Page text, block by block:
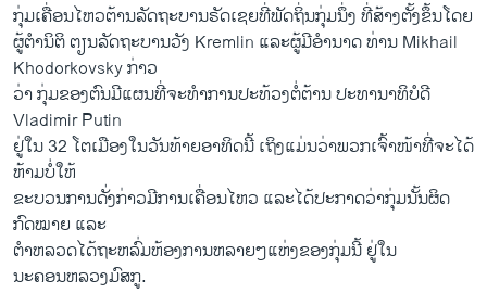
ລາຍການກະຈາຍສຽງ
ລາຍງານ
ຕິດຕາມພວກເຮົາ ທີ່
ພາສາຕ່າງໆ
ກຸ່ມ​ເຄື່ອນໄຫວຕ້ານ​ລັດຖະບານຣັດ​ເຊຍ​ທີ່ພັດ​ຖິ່ນກຸ່ມ​ນຶ່ງ ທີ່​ສ້າງ​ຕັ້ງຂຶ້ນ​ໂດຍ​
ຜູ້​ຕຳ​ນິຕິ ຕຽນລັດຖະບານ​ວັງ Kremlin ​ແລະ​ຜູ້​ມີ​ອຳນາດ ທ່ານ Mikhail
Khodorkovsky ກ່າວ​
ວ່າ ກຸ່ມ​ຂອງຕົນ​ມີ​ແຜນ​ທີ່​ຈະທໍາ​ການ​ປະ​ທ້ວງ​ຕໍ່ຕ້ານ ປະທານາທິບໍດີ
Vladimir Putin
ຢູ່​ໃນ 32 ​ໂຕ​ເມືອງ​ໃນວັນ​ທ້າຍອາທິດ​ນີ້ ​ເຖິງ​ແມ່ນ​ວ່າພວກ​ເຈົ້າ​ໜ້າ​ທີ່ຈະໄດ້​
ຫ້​າມບໍ່​ໃຫ້
ຂະ​ບວນການ​ດັ່ງກ່າວ​ມີການ​ເຄື່ອນ​ໄຫວ ​ແລະ​ໄດ້​ປະກາດ​ວ່າກຸ່ມນັ້ນ​ຜິດ​
ກົດໝາຍ ​ແລະ​
ຕຳ​ຫລວດ​ໄດ້​ຖະຫລົ່ມ​ຫ້ອງການ​ຫລາຍໆ​ແຫ່ງຂອງ​ກຸ່ມ​ນີ້ ​ຢູ່ໃນ​
ນະຄອນຫລວງ​ມົສກູ.